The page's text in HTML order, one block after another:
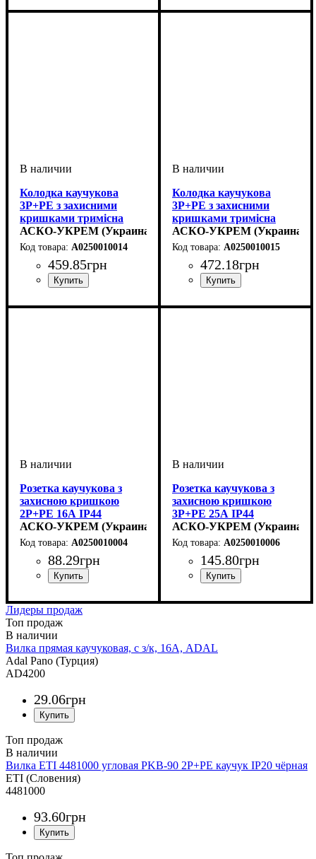
Колодка каучукова
3Р+РЕ з захисними
кришками тримісна
(2×25А/1×16A*2P+PE)
IP44
АСКО-УКРЕМ (Украина)
A0250010014
459.85грн
Колодка каучукова
3Р+РЕ з захисними
кришками тримісна
(3×25А) IP44
АСКО-УКРЕМ (Украина)
A0250010015
472.18грн
Розетка каучукова з
захисною кришкою
2Р+PE 16А IP44
АСКО-УКРЕМ (Украина)
A0250010004
88.29грн
Розетка каучукова з
захисною кришкою
3Р+РЕ 25А IP44
АСКО-УКРЕМ (Украина)
A0250010006
145.80грн
Лидеры продаж
Топ продаж
Вилка прямая каучуковая, с з/к, 16А, ADAL
Adal Pano (Турция)
AD4200
29.06грн
Топ продаж
Вилка ETI 4481000 угловая PKB-90 2Р+РЕ каучук IP20 чёрная
ETI (Словения)
4481000
93.60грн